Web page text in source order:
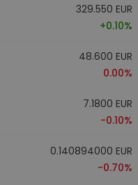
329.550 EUR
+0.10%
48.600 EUR
0.00%
7.1800 EUR
-0.10%
0.140894000 EUR
-0.70%